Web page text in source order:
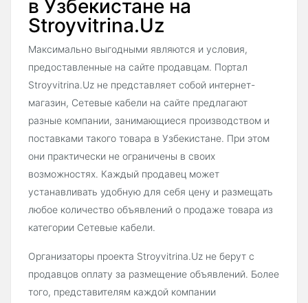
в Узбекистане на
Stroyvitrina.Uz
Максимально выгодными являются и условия,
предоставленные на сайте продавцам. Портал
Stroyvitrina.Uz не представляет собой интернет-
магазин, Сетевые кабели на сайте предлагают
разные компании, занимающиеся производством и
поставками такого товара в Узбекистане. При этом
они практически не ограничены в своих
возможностях. Каждый продавец может
устанавливать удобную для себя цену и размещать
любое количество объявлений о продаже товара из
категории Сетевые кабели.
Организаторы проекта Stroyvitrina.Uz не берут с
продавцов оплату за размещение объявлений. Более
того, представителям каждой компании